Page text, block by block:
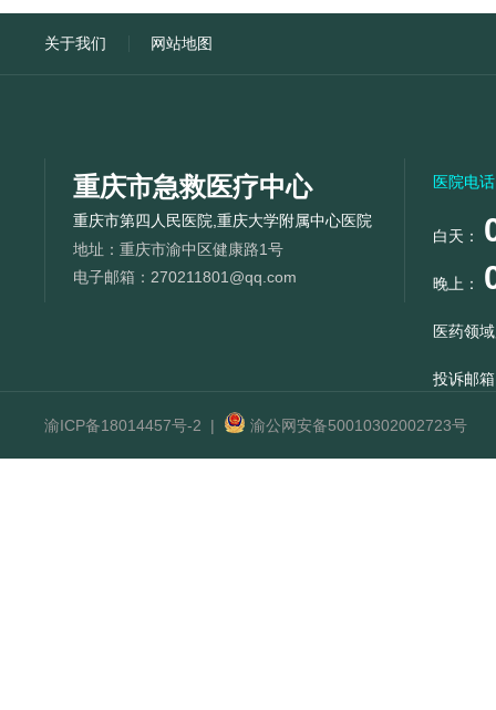
关于我们 网站地图
重庆市急救医疗中心
重庆市第四人民医院,重庆大学附属中心医院
地址： 重庆市渝中区健康路1号
电子邮箱： 270211801@qq.com
医院电
白天：
晚上：
医药领
投诉邮
渝ICP备18014457号-2 | 渝公网安备50010302002723号